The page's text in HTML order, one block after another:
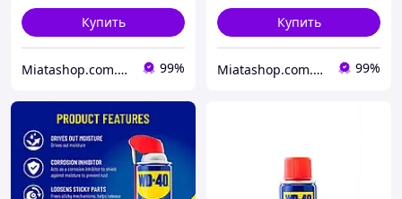
Купить
Miatashop.com.ua магазин товаров из США 99%
Купить
Miatashop.com.ua магазин товаров из США 99%